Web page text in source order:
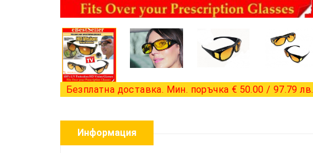
Безплатна доставка. Мин. поръчка € 50.00 / 97.79 лв.
Информация